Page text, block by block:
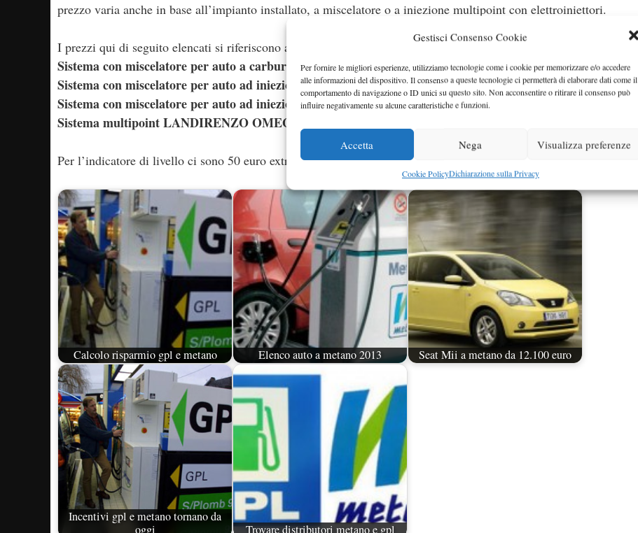
Gestisci Consenso Cookie
Per fornire le migliori esperienze, utilizziamo tecnologie come i cookie per memorizzare e/o accedere
alle informazioni del dispositivo. Il consenso a queste tecnologie ci permetterà di elaborare dati come il
comportamento di navigazione o ID unici su questo sito. Non acconsentire o ritirare il consenso può
influire negativamente su alcune caratteristiche e funzioni.
Accetta Nega Visualizza preferenze
Cookie PolicyDichiarazione sulla Privacy
prezzo varia anche in base all’impianto installato, a miscelatore o a iniezione multipoint con elettroiniettori.
I prezzi qui di seguito elencati si riferiscono ad un esempio con un solo serbatoio da 90 litri:
Sistema con miscelatore per auto a carburatore1.000/1.200 euro
Sistema con miscelatore per auto ad iniezione non catalitica1.050/1.300 euro
Sistema con miscelatore per auto ad iniezione catalitica1.200/1.650 euro
Sistema multipoint LANDIRENZO OMEGAS per auto ad iniezione catalitica
Per l’indicatore di livello ci sono 50 euro extra, per il variatore di fase 100 euro e per il collaudo 80 euro.
Calcolo risparmio gpl e metano Elenco auto a metano 2013 Seat Mii a metano da 12.100 euro
Incentivi gpl e metano tornano da
oggi
Trovare distributori metano e gpl